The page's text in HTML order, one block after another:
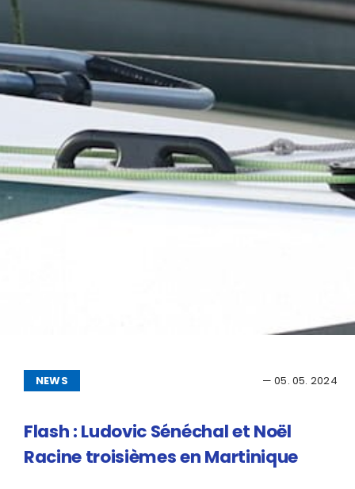
NEWS — 05. 05. 2024
Flash : Ludovic Sénéchal et Noël
Racine troisièmes en Martinique